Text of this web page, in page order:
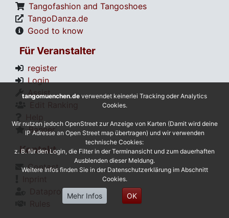
Tangofashion and Tangoshoes
TangoDanza.de
Good to know
Für Veranstalter
register
Login
Assist
Banner
Kontakt
Contact
Dataprotection
tangomuenchen.de verwendet keinerlei Tracking oder Analytics
Cookies.
Wir nutzen jedoch OpenStreet zur Anzeige von Karten (Damit wird deine
IP Adresse an Open Street map übertragen) und wir verwenden
technische Cookies:
z. B. für den Login, die Filter in der Terminansicht und zum dauerhaften
Ausblenden dieser Meldung.
Weitere Infos finden Sie in der Datenschutzerklärung im Abschnitt
Cookies.
Mehr Infos OK